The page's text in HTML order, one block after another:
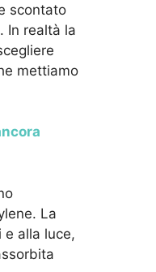
scontato
In realtà la
mettiamo
La
e alla luce,